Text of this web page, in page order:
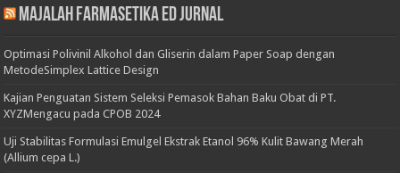
Majalah Farmasetika Ed Jurnal
Optimasi Polivinil Alkohol dan Gliserin dalam Paper Soap dengan
MetodeSimplex Lattice Design
Kajian Penguatan Sistem Seleksi Pemasok Bahan Baku Obat di PT.
XYZMengacu pada CPOB 2024
Uji Stabilitas Formulasi Emulgel Ekstrak Etanol 96% Kulit Bawang Merah
(Allium cepa L.)